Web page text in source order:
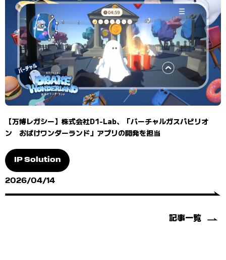
【万博レガシー】株式会社D1-Lab、「バーチャルガスパビリオ
ン おばけワンダーランド」アプリの開発を担当
IP Solution
2026/04/14
記事一覧